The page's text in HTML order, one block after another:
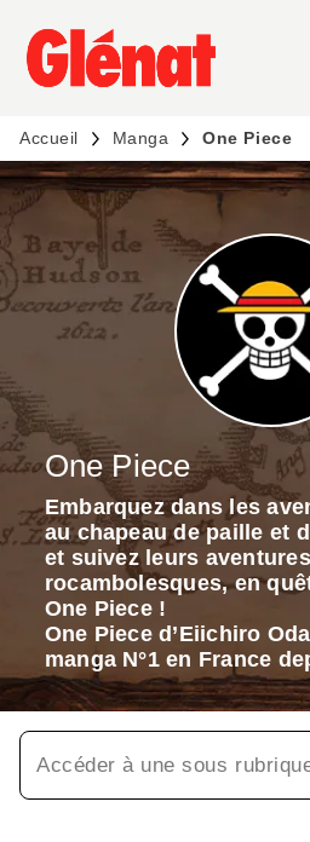
MENU RECHERCHE
PIED DE PAGE
Accueil Manga One Piece
One Piece
Embarquez dans les
au chapeau de paille et
et suivez leurs aventures
rocambolesques, en
One Piece !
One Piece d’Eiichiro
manga N°1 en France
Accéder à une sous